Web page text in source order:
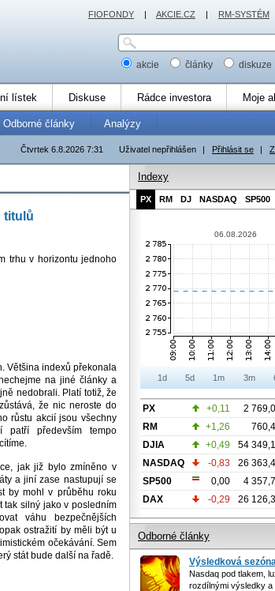
akcie články diskuze
lístek Diskuse Rádce investora Moje
Odborné články Analýzy
Uživatel nepřihlášen | Přihlásit se |
Čtvrtek 6.8.2026 7:31
titulů
trhu v horizontu jednoho
Většina indexů překonala
na jiné články a
nedobrali. Platí totiž, že
že nic neroste do
růstu akcií jsou všechny
patří především tempo
jak již bylo zmíněno v
a jiní zase nastupují se
by mohl v průběhu roku
tak silný jako v posledním
váhu bezpečnějších
ostražití by měli být u
očekávání. Sem
stát bude další na řadě.
Indexy
PX RM DJ NASDAQ SP500
06.08.2026
1d 5d 1m 3m
PX +0,11 2
RM
+1,26
DJIA
+0,49 54
NASDAQ
-0,83 26
SP500
0,00 4
DAX
-0,29 26
Odborné články
Výsledková
Nasdaq pod tlakem,
rozdílnými výsledky
FIOFONDY | AKCIE.CZ | RM-SYSTÉM